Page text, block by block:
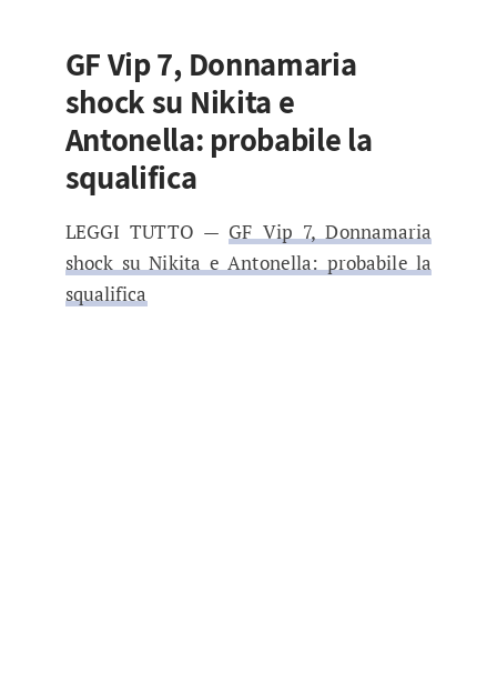
GF Vip 7, Donnamaria
shock su Nikita e
Antonella: probabile la
squalifica
LEGGI TUTTO — GF Vip 7, Donnamaria
shock su Nikita e Antonella: probabile la
squalifica